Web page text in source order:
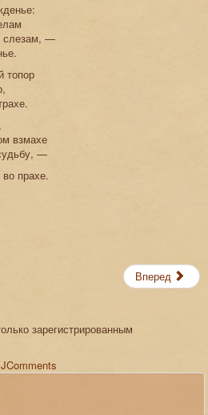
слезам, —
топор
взмахе
—
прахе.
Вперед
зарегистрированным
JComments